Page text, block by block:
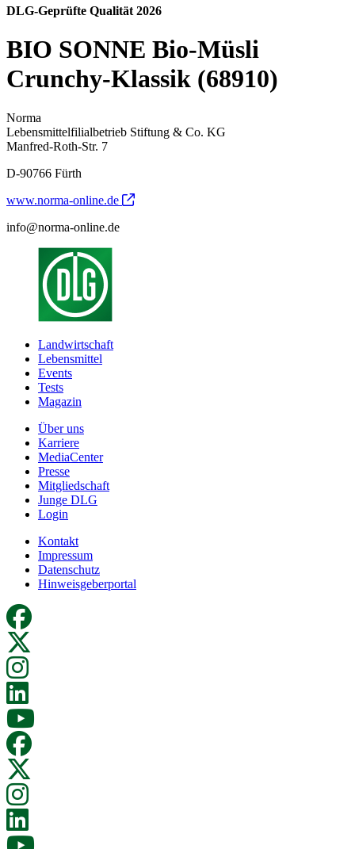
DLG-Geprüfte Qualität 2026
BIO SONNE Bio-Müsli
Crunchy-Klassik (68910)
Norma
Lebensmittelfilialbetrieb Stiftung & Co. KG
Manfred-Roth-Str. 7
D-90766 Fürth
www.norma-online.de
info@norma-online.de
Landwirtschaft
Lebensmittel
Events
Tests
Magazin
Über uns
Karriere
MediaCenter
Presse
Mitgliedschaft
Junge DLG
Login
Kontakt
Impressum
Datenschutz
Hinweisgeberportal